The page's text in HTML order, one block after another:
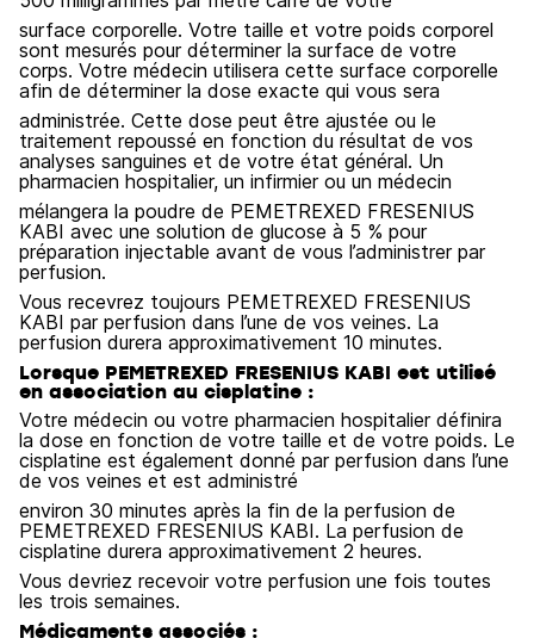
surface corporelle. Votre taille et votre poids corporel
sont mesurés pour déterminer la surface de votre
corps. Votre médecin utilisera cette surface corporelle
afin de déterminer la dose exacte qui vous sera
administrée. Cette dose peut être ajustée ou le
traitement repoussé en fonction du résultat de vos
analyses sanguines et de votre état général. Un
pharmacien hospitalier, un infirmier ou un médecin
mélangera la poudre de PEMETREXED FRESENIUS
KABI avec une solution de glucose à 5 % pour
préparation injectable avant de vous l’administrer par
perfusion.
Vous recevrez toujours PEMETREXED FRESENIUS
KABI par perfusion dans l’une de vos veines. La
perfusion durera approximativement 10 minutes.
Lorsque PEMETREXED FRESENIUS KABI est utilisé
en association au cisplatine :
Votre médecin ou votre pharmacien hospitalier définira
la dose en fonction de votre taille et de votre poids. Le
cisplatine est également donné par perfusion dans l’une
de vos veines et est administré
environ 30 minutes après la fin de la perfusion de
PEMETREXED FRESENIUS KABI. La perfusion de
cisplatine durera approximativement 2 heures.
Vous devriez recevoir votre perfusion une fois toutes
les trois semaines.
Médicaments associés :